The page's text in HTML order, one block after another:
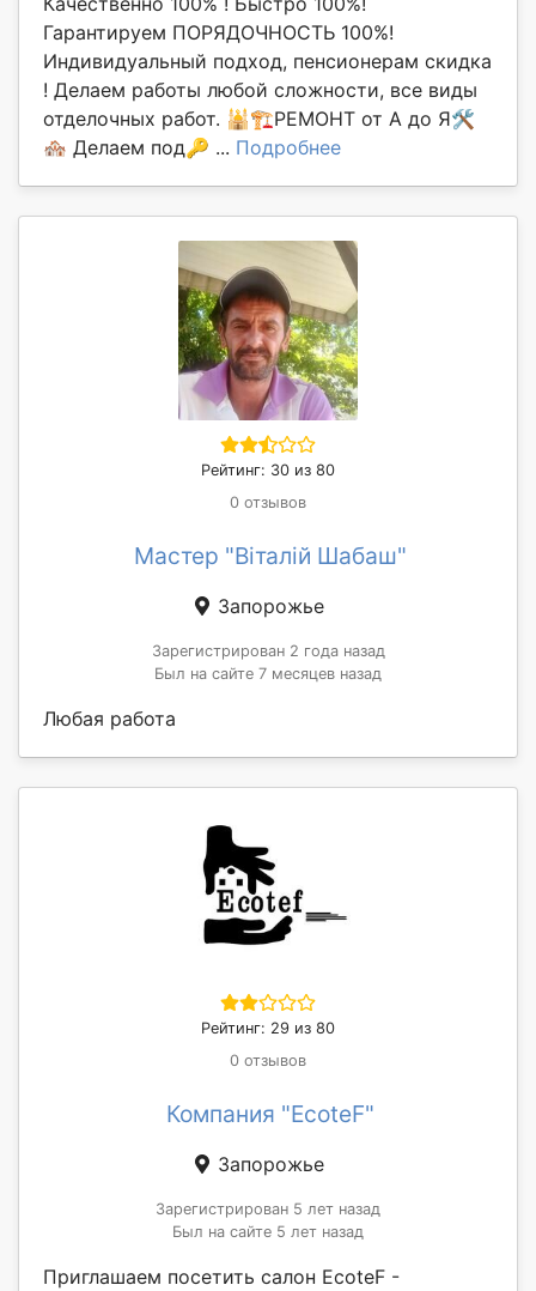
Гарантируем ПОРЯДОЧНОСТЬ 100%!
Индивидуальный подход, пенсионерам скидка
! Делаем работы любой сложности, все виды
отделочных работ. 🕌🏗РЕМОНТ от А до Я🛠
🏘 Делаем под🔑 ... Подробнее
Рейтинг: 30 из 80
0 отзывов
Мастер "Віталій Шабаш"
Запорожье
Зарегистрирован 2 года назад
Был на сайте 7 месяцев назад
Любая работа
Рейтинг: 29 из 80
0 отзывов
Компания "EcoteF"
Запорожье
Зарегистрирован 5 лет назад
Был на сайте 5 лет назад
Приглашаем посетить салон EcoteF -